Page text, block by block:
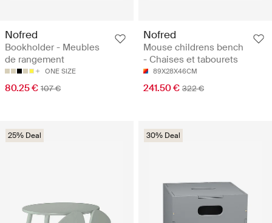
Nofred
Bookholder - Meubles
de rangement
ONE SIZE
80.25 € 107 €
Nofred
Mouse childrens bench
- Chaises et tabourets
89X28X46CM
241.50 € 322 €
25% Deal 30% Deal